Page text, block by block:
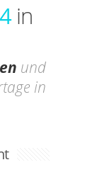
in
und
in